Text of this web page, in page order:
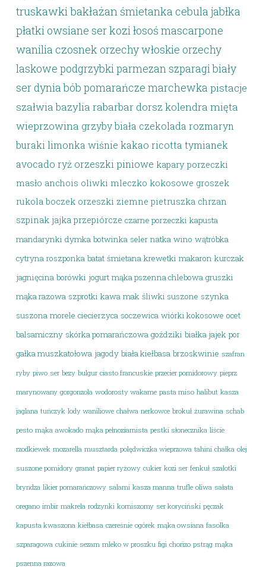
truskawkibakłażan śmietanka cebulajabłka
płatki owsiane ser koziłosoś mascarpone
wanilia czosnek orzechy włoskie orzechy
laskowe podgrzybkiparmezanszparagibiały
ser dynia bób pomarańcze marchewka pistacje
szałwia bazylia rabarbar dorsz kolendra mięta
wieprzowina grzybybiała czekolada rozmaryn
buraki limonka wiśnie kakao ricotta tymianek
avocado ryż orzeszki piniowe kapary porzeczki
masło anchois oliwki mleczko kokosowe groszek
rukola boczek orzeszki ziemne pietruszka chrzan
szpinak jajka przepiórcze czarne porzeczki kapusta
mandarynki dymka botwinka seler natka wino wątróbka
cytryna roszponka batat śmietana krewetki makaron kurczak
jagnięcina borówki jogurt mąka pszenna chlebowa gruszki
mąka razowa szprotki kawa mak śliwki suszone szynka
suszona morele ciecierzyca soczewica wiórki kokosowe ocet
balsamiczny skórka pomarańczowa goździki białka jajek por
gałka muszkatołowa jagody biała kiełbasa brzoskwinie szafran
ryby piwo ser bezy bulgur ciasto francuskie przecier pomidorowy pieprz
marynowany gorgonzola wodorosty wakame pasta miso halibut kasza
jaglana tuńczyk lody waniliowe chałwa nerkowce brokuł żurawina schab
pesto mąka awokado mąka pełnoziarnista pestki słonecznika liście
rzodkiewek mozarella musztarda polędwiczka wieprzowa tahini chałka olej
suszone pomidory granat papier ryżowy cukier kozi ser fenkuł szalotki
bryndza likier pomarańczowy salami kasza manna trufle oliwa sałata
oregano imbir makrela rodzynki korniszomy ser koryciński pęczak
kapusta kwaszona kiełbasa czereśnie ogórek mąka owsiana fasolka
szparagowa cukinie sezam mleko w proszku figi chorizo pstrąg mąka
pszenna razowa